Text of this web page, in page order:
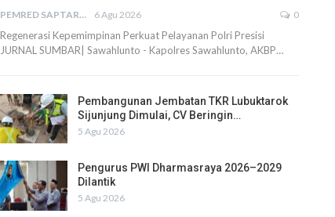
PEMRED SAPTARIUS 6 Agu 2026 0
Regenerasi Kepemimpinan Perkuat Pelayanan Polri Presisi
JURNAL SUMBAR| Sawahlunto - Kapolres Sawahlunto, AKBP…
Pembangunan Jembatan TKR Lubuktarok
Sijunjung Dimulai, CV Beringin…
5 Agu 2026
Pengurus PWI Dharmasraya 2026–2029
Dilantik
5 Agu 2026